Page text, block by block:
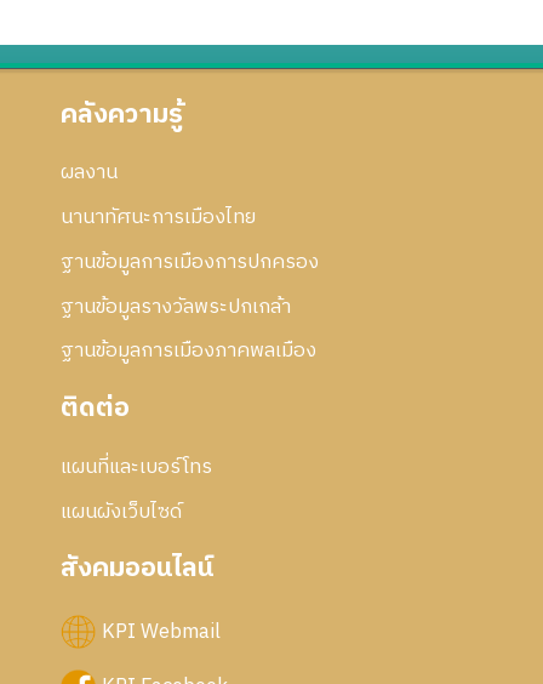
คลังความรู้
ผลงาน
นานาทัศนะการเมืองไทย
ฐานข้อมูลการเมืองการปกครอง
ฐานข้อมูลรางวัลพระปกเกล้า
ฐานข้อมูลการเมืองภาคพลเมือง
ติดต่อ
แผนที่และเบอร์โทร
แผนผังเว็บไซด์
สังคมออนไลน์
KPI Webmail